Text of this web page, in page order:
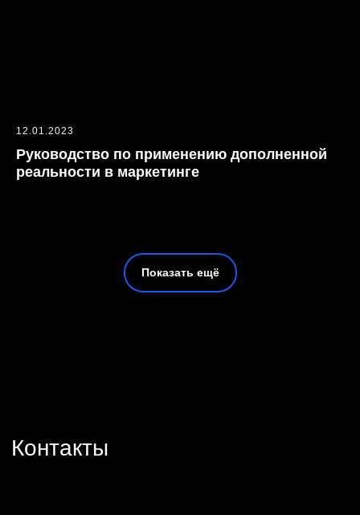
12.01.2023
Руководство по применению дополненной
реальности в маркетинге
Показать ещё